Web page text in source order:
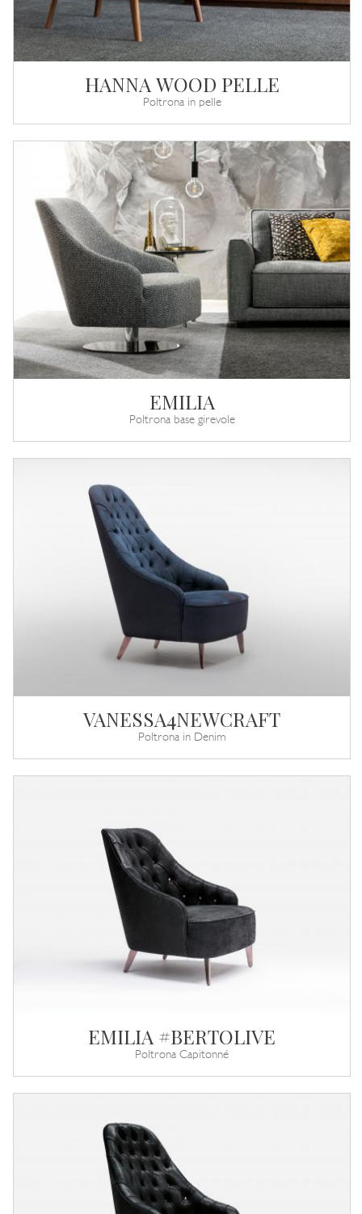
HANNA WOOD PELLE
Poltrona in pelle
EMILIA
Poltrona base girevole
VANESSA4NEWCRAFT
Poltrona in Denim
EMILIA #BERTOLIVE
Poltrona Capitonné